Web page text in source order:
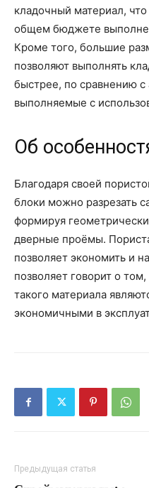
кладочный материал,
общем бюджете
Кроме того, большие
позволяют выполнять
быстрее, по сравнению
выполняемые с
Об
Благодаря своей
блоки можно разрезать
формируя
дверные проёмы.
позволяет экономить и
позволяет говорит о
такого материала
экономичными в
Предыдущая статья